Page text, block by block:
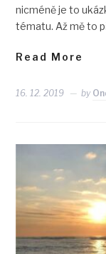
nicméně je to
tématu. Až mě to
Read More
16. 12. 2019 by